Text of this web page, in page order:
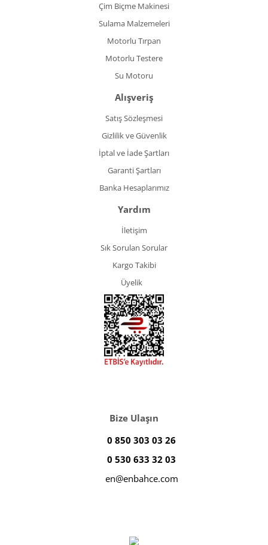
Çim Biçme Makinesi
Sulama Malzemeleri
Motorlu Tırpan
Motorlu Testere
Su Motoru
Alışveriş
Satış Sözleşmesi
Gizlilik ve Güvenlik
İptal ve İade Şartları
Garanti Şartları
Banka Hesaplarımız
Yardım
İletişim
Sık Sorulan Sorular
Kargo Takibi
Üyelik
Bize Ulaşın
0 850 303 03 26
0 530 633 32 03
en@enbahce.com